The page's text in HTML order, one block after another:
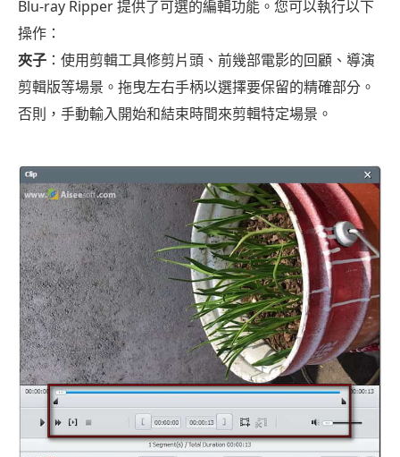
Blu-ray Ripper 提供了可選的編輯功能。您可以執行以下
操作：
夾子 ：使用剪輯工具修剪片頭、前幾部電影的回顧、導演
剪輯版等場景。拖曳左右手柄以選擇要保留的精確部分。
否則，手動輸入開始和結束時間來剪輯特定場景。